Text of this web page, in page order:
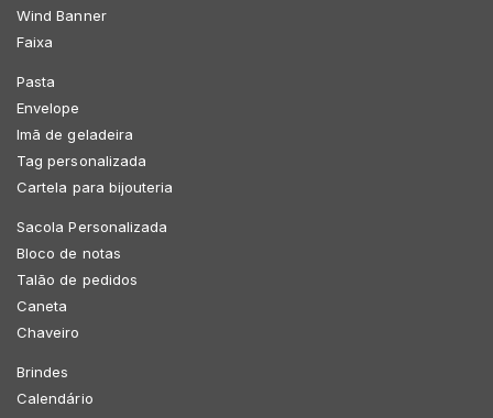
Wind Banner
Faixa
Pasta
Envelope
Imã de geladeira
Tag personalizada
Cartela para bijouteria
Sacola Personalizada
Bloco de notas
Talão de pedidos
Caneta
Chaveiro
Brindes
Calendário